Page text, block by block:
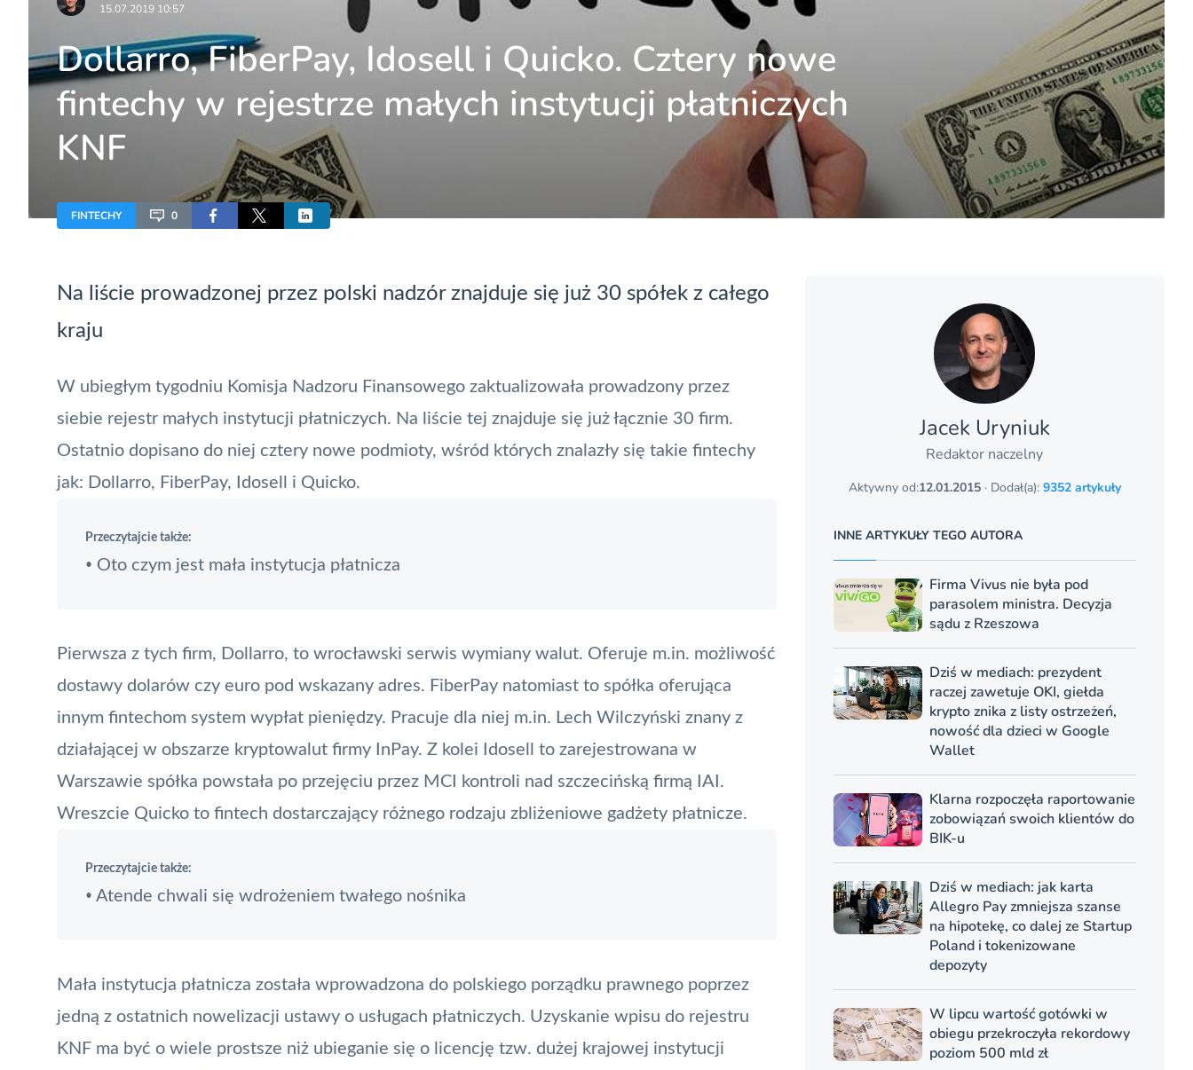
15.07.2019 10:57
Dollarro, FiberPay, Idosell i Quicko. Cztery nowe
fintechy w rejestrze małych instytucji płatniczych
KNF
FINTECHY 0
Na liście prowadzonej przez polski nadzór znajduje się już 30 spółek z całego
kraju
W ubiegłym tygodniu Komisja Nadzoru Finansowego zaktualizowała prowadzony przez
siebie rejestr małych instytucji płatniczych. Na liście tej znajduje się już łącznie 30 firm.
Ostatnio dopisano do niej cztery nowe podmioty, wśród których znalazły się takie fintechy
jak: Dollarro, FiberPay, Idosell i Quicko.
Przeczytajcie także:
• Oto czym jest mała instytucja płatnicza
Pierwsza z tych firm, Dollarro, to wrocławski serwis wymiany walut. Oferuje m.in. możliwość
dostawy dolarów czy euro pod wskazany adres. FiberPay natomiast to spółka oferująca
innym fintechom system wypłat pieniędzy. Pracuje dla niej m.in. Lech Wilczyński znany z
działającej w obszarze kryptowalut firmy InPay. Z kolei Idosell to zarejestrowana w
Warszawie spółka powstała po przejęciu przez MCI kontroli nad szczecińską firmą IAI .
Wreszcie Quicko to fintech dostarczający różnego rodzaju zbliżeniowe gadżety płatnicze.
Przeczytajcie także:
• Atende chwali się wdrożeniem twałego nośnika
Mała instytucja płatnicza została wprowadzona do polskiego porządku prawnego poprzez
jedną z ostatnich nowelizacji ustawy o usługach płatniczych. Uzyskanie wpisu do rejestru
KNF ma być o wiele prostsze niż ubieganie się o licencję tzw. dużej krajowej instytucji
Jacek Uryniuk
Redaktor naczelny
Aktywny od:12.01.2015· Dodał(a): 9352 artykuły
INNE ARTYKUŁY TEGO AUTORA
Firma Vivus nie była pod
parasolem ministra. Decyzja
sądu z Rzeszowa
Dziś w mediach: prezydent
raczej zawetuje OKI, giełda
krypto znika z listy ostrzeżeń,
nowość dla dzieci w Google
Wallet
Klarna rozpoczęła raportowanie
zobowiązań swoich klientów do
BIK-u
Dziś w mediach: jak karta
Allegro Pay zmniejsza szanse
na hipotekę, co dalej ze Startup
Poland i tokenizowane
depozyty
W lipcu wartość gotówki w
obiegu przekroczyła rekordowy
poziom 500 mld zł